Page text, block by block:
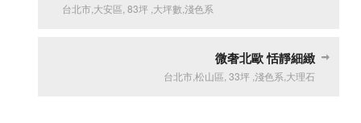
台北市 大安區 ,83坪 大坪數 ,淺色系
微奢北歐 恬靜細緻
台北市,松山區 33坪, 淺色系 大理石